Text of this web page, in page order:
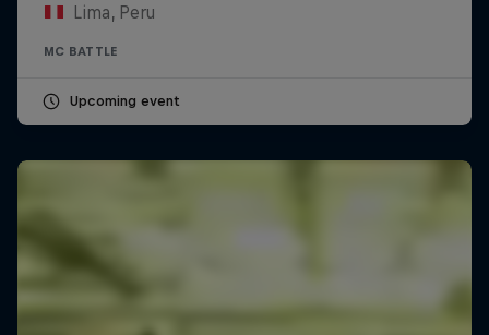
Lima, Peru
MC BATTLE
Upcoming event